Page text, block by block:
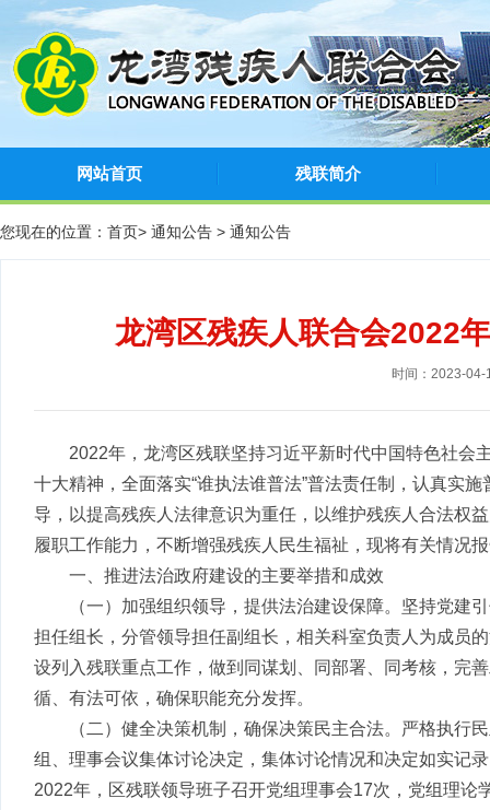
网站首页 残联简介
您现在的位置： 首页> 通知公告 > 通知公告
龙湾区残疾人联合会2022
时间：2023-04-
2022年，龙湾区残联坚持习近平新时代中国特色社会
十大精神，全面落实“谁执法谁普法”普法责任制，认真实
导，以提高残疾人法律意识为重任，以维护残疾人合法权
履职工作能力，不断增强残疾人民生福祉，现将有关情况
一、推进法治政府建设的主要举措和成效
（一）加强组织领导，提供法治建设保障。坚持党建
担任组长，分管领导担任副组长，相关科室负责人为成员
设列入残联重点工作，做到同谋划、同部署、同考核，完
循、有法可依，确保职能充分发挥。
（二）健全决策机制，确保决策民主合法。严格执行
组、理事会议集体讨论决定，集体讨论情况和决定如实记
2022年，区残联领导班子召开党组理事会17次，党组理论